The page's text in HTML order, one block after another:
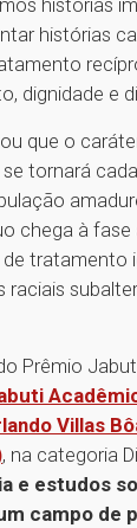
histórias
dignidade e
que o
tornará
chega à
tratamento
raciais
Prêmio
Villas
, na categoria
e estudos
campo de